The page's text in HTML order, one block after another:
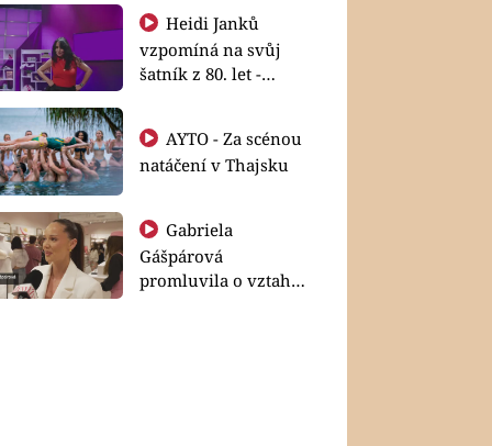
Heidi Janků
vzpomíná na svůj
šatník z 80. let -
natáčení v Thajsku
Gabriela
Gášpárová
promluvila o vztahu